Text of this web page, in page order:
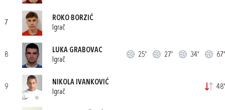
7
ROKO BORZIĆ
Igrač
8
LUKA GRABOVAC
Igrač
25' 27' 34' 67'
9
NIKOLA IVANKOVIĆ
Igrač
48'